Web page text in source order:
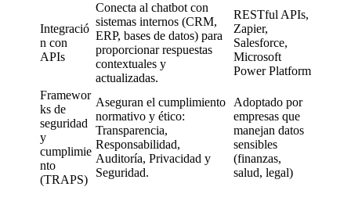
Integració
n con
APIs
Conecta al chatbot con
sistemas internos (CRM,
ERP, bases de datos) para
proporcionar respuestas
contextuales y
actualizadas.
RESTful APIs,
Zapier,
Salesforce,
Microsoft
Power Platform
Framewor
ks de
seguridad
y
cumplimie
nto
(TRAPS)
Aseguran el cumplimiento
normativo y ético:
Transparencia,
Responsabilidad,
Auditoría, Privacidad y
Seguridad.
Adoptado por
empresas que
manejan datos
sensibles
(finanzas,
salud, legal)